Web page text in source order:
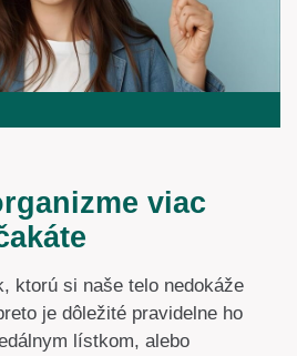
viac
ktorú si naše telo nedokáže
je dôležité pravidelne ho
lístkom, alebo